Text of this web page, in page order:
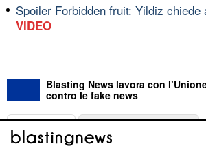
Spoiler Forbidden fruit: Yildiz chiede
VIDEO
Blasting News lavora con
contro le fake news
ABOUT